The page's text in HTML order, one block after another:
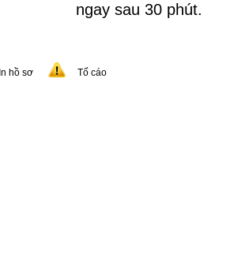
ngay sau 30 phút.
In hồ sơ Tố cáo